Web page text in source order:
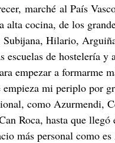
marché al País
alta cocina, de los
Hilario,
escuelas de hostelería y
empezar a formarme
mi periplo por
como Azurmendi,
Roca, hasta que llegó
más personal como